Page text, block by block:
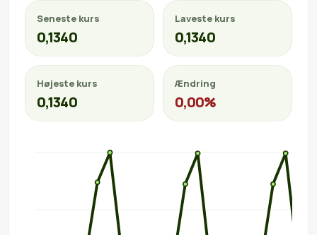
Seneste kurs
0,1340
Laveste kurs
0,1340
Højeste kurs
0,1340
Ændring
0,00%